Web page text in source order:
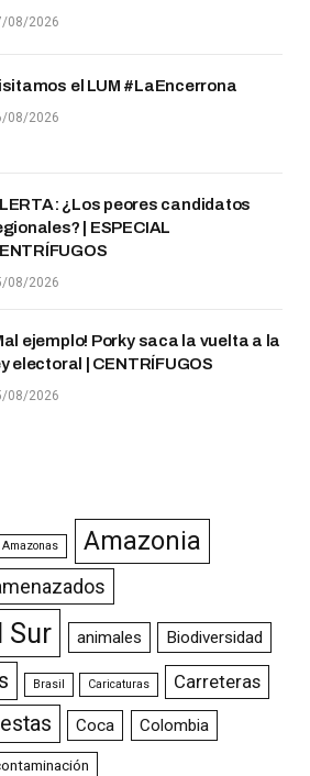
08/2026
el LUM #LaEncerrona
08/2026
¿Los peores candidatos
| ESPECIAL
08/2026
ejemplo! Porky saca la vuelta a la
electoral | CENTRÍFUGOS
08/2026
Amazonas Amazonia
Sur animales Biodiversidad
Brasil Caricaturas Carreteras
Coca Colombia